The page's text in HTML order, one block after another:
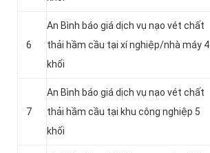
6
An Bình báo giá dịch vụ nạo vét chất
thải hầm cầu tại xí nghiệp/nhà máy 4
khối
7
An Bình báo giá dịch vụ nạo vét chất
thải hầm cầu tại khu công nghiệp 5
khối